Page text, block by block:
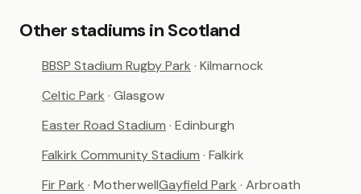
Other stadiums in Scotland
BBSP Stadium Rugby Park · Kilmarnock
Celtic Park · Glasgow
Easter Road Stadium · Edinburgh
Falkirk Community Stadium · Falkirk
Fir Park · MotherwellGayfield Park · Arbroath